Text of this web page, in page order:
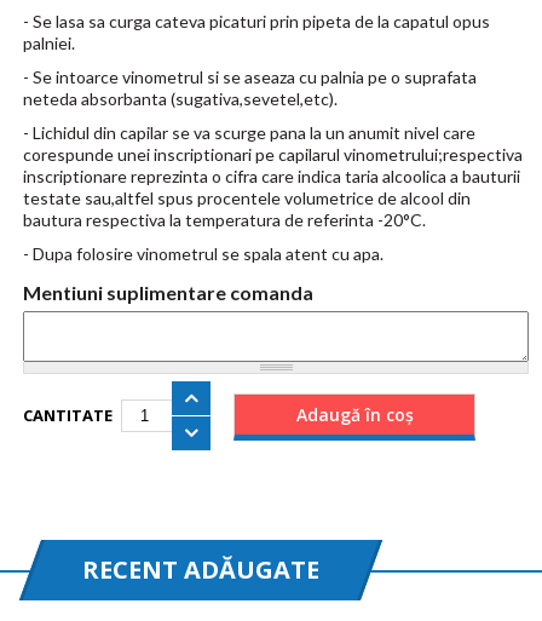
- Se lasa sa curga cateva picaturi prin pipeta de la capatul opus
palniei.
- Se intoarce vinometrul si se aseaza cu palnia pe o suprafata
neteda absorbanta (sugativa,sevetel,etc).
- Lichidul din capilar se va scurge pana la un anumit nivel care
corespunde unei inscriptionari pe capilarul vinometrului;respectiva
inscriptionare reprezinta o cifra care indica taria alcoolica a bauturii
testate sau,altfel spus procentele volumetrice de alcool din
bautura respectiva la temperatura de referinta -20°C.
- Dupa folosire vinometrul se spala atent cu apa.
Mentiuni suplimentare comanda
CANTITATE
RECENT ADĂUGATE